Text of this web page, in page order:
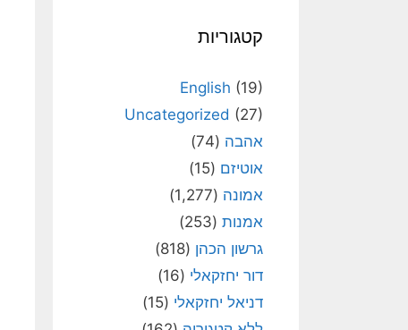
קטגוריות
English (19)
Uncategorized (27)
אהבה (74)
אוטיזם (15)
אמונה (1,277)
אמנות (253)
גרשון הכהן (818)
דור יחזקאלי (16)
דניאל יחזקאלי (15)